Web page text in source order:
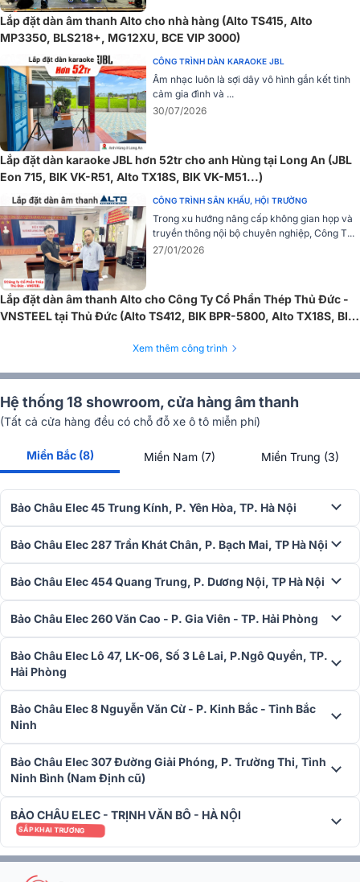
thiết kế với tay cầm bên, giúp người dùng dễ dàng di chuyển thiết
bị từ địa điểm này sang địa điểm khác. Những tính năng này không
chỉ giúp TX18S nổi bật về mặt thiết kế mà còn đảm bảo hiệu suất và
độ bền lâu dài.
Đánh Giá Chất Lượng Sản Phẩm
Sức Mạnh Âm Thanh Ấn Tượng
Loa Alto TX18S mang lại sức mạnh âm thanh vượt trội nhờ vào bộ
khuếch đại Class-D và loa bass 18 inch. Công suất 900W giúp thiết
bị tạo ra âm trầm mạnh mẽ và rõ ràng, vượt trội so với các loa
subwoofer thông thường. Những ai yêu cầu âm thanh mạnh mẽ cho
các buổi biểu diễn trực tiếp hay sự kiện lớn sẽ cảm thấy hài lòng với
chất lượng âm thanh mà TX18S mang lại.
Lắp đặt dàn âm thanh Alto cho nhà hàng (Alto TS415, Alto
MP3350, BLS218+, MG12XU, BCE VIP 3000)
CÔNG TRÌNH DÀN KARAOKE JBL
Âm nhạc luôn là sợi dây vô hình gắn kết tình
cảm gia đình và ...
30/07/2026
Lắp đặt dàn karaoke JBL hơn 52tr cho anh Hùng tại Long An (JBL
Eon 715, BIK VK-R51, Alto TX18S, BIK VK-M51...)
CÔNG TRÌNH SÂN KHẤU, HỘI TRƯỜNG
Trong xu hướng nâng cấp không gian họp và
truyền thông nội bộ chuyên nghiệp, Công T...
27/01/2026
Lắp đặt dàn âm thanh Alto cho Công Ty Cổ Phần Thép Thủ Đức -
VNSTEEL tại Thủ Đức (Alto TS412, BIK BPR-5800, Alto TX18S, BIK
Xem thêm công trình
Hệ thống 18 showroom, cửa hàng âm thanh
(Tất cả cửa hàng đều có chỗ đỗ xe ô tô miễn phí)
Miền Bắc (8) Miền Nam (7) Miền Trung (3)
Bảo Châu Elec 45 Trung Kính, P. Yên Hòa, TP. Hà Nội
Bảo Châu Elec 287 Trần Khát Chân, P. Bạch Mai, TP Hà Nội
Bảo Châu Elec 454 Quang Trung, P. Dương Nội, TP Hà Nội
Bảo Châu Elec 260 Văn Cao - P. Gia Viên - TP. Hải Phòng
Bảo Châu Elec Lô 47, LK-06, Số 3 Lê Lai, P.Ngô Quyền, TP.
Hải Phòng
Bảo Châu Elec 8 Nguyễn Văn Cừ - P. Kinh Bắc - Tỉnh Bắc
Ninh
Bảo Châu Elec 307 Đường Giải Phóng, P. Trường Thi, Tỉnh
Ninh Bình (Nam Định cũ)
BẢO CHÂU ELEC - TRỊNH VĂN BÔ - HÀ NỘI
SẮP KHAI TRƯƠNG